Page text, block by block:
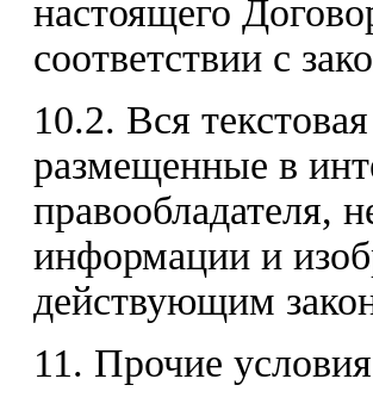
настоящего
соответствии с
10.2. Вся
размещенные в
правообладателя,
информации и
действующим
11. Прочие